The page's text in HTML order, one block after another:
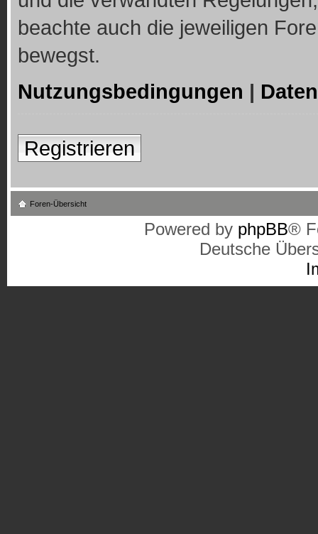
beachte auch die jeweiligen
bewegst.
Nutzungsbedingungen |
Registrieren
Foren-Übersicht
Powered by phpBB®
Deutsche